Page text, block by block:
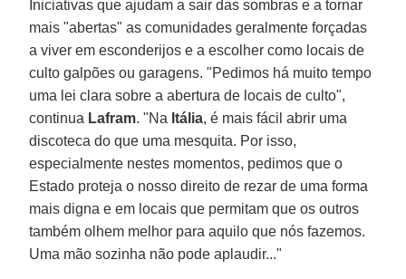
Iniciativas que ajudam a sair das sombras e a tornar
mais "abertas" as comunidades geralmente forçadas
a viver em esconderijos e a escolher como locais de
culto galpões ou garagens. "Pedimos há muito tempo
uma lei clara sobre a abertura de locais de culto",
continua Lafram. "Na Itália, é mais fácil abrir uma
discoteca do que uma mesquita. Por isso,
especialmente nestes momentos, pedimos que o
Estado proteja o nosso direito de rezar de uma forma
mais digna e em locais que permitam que os outros
também olhem melhor para aquilo que nós fazemos.
Uma mão sozinha não pode aplaudir..."